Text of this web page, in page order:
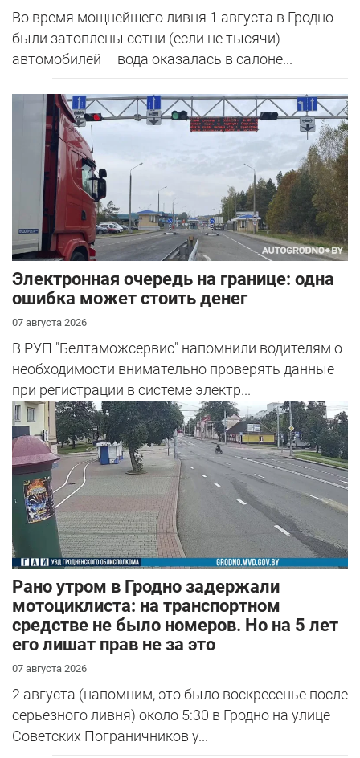
Во время мощнейшего ливня 1 августа в Гродно
были затоплены сотни (если не тысячи)
автомобилей – вода оказалась в салоне...
Электронная очередь на границе: одна
ошибка может стоить денег
07 августа 2026
В РУП "Белтаможсервис" напомнили водителям о
необходимости внимательно проверять данные
при регистрации в системе электр...
Рано утром в Гродно задержали
мотоциклиста: на транспортном
средстве не было номеров. Но на 5 лет
его лишат прав не за это
07 августа 2026
2 августа (напомним, это было воскресенье после
серьезного ливня) около 5:30 в Гродно на улице
Советских Пограничников у...